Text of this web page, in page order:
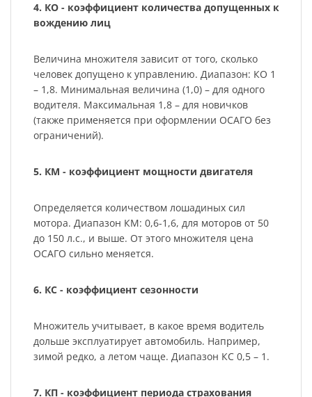
4. КО - коэффициент количества допущенных к
вождению лиц
Величина множителя зависит от того, сколько
человек допущено к управлению. Диапазон: КО 1
– 1,8. Минимальная величина (1,0) – для одного
водителя. Максимальная 1,8 – для новичков
(также применяется при оформлении ОСАГО без
ограничений).
5. КМ - коэффициент мощности двигателя
Определяется количеством лошадиных сил
мотора. Диапазон КМ: 0,6-1,6, для моторов от 50
до 150 л.с., и выше. От этого множителя цена
ОСАГО сильно меняется.
6. КС - коэффициент сезонности
Множитель учитывает, в какое время водитель
дольше эксплуатирует автомобиль. Например,
зимой редко, а летом чаще. Диапазон КС 0,5 – 1.
7. КП - коэффициент периода страхования